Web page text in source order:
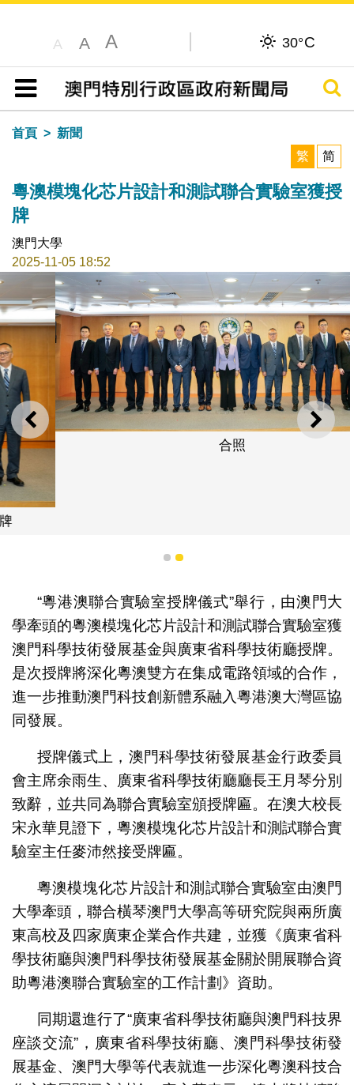
A A A 30°C
目錄
搜尋
首頁
新聞
繁
简
粵澳模塊化芯片設計和測試聯合實驗室獲授
牌
澳門大學
2025-11-05 18:52
上一則 下一
1 2
“粵港澳聯合實驗室授牌儀式”舉行，由澳門大
學牽頭的粵澳模塊化芯片設計和測試聯合實驗室獲
澳門科學技術發展基金與廣東省科學技術廳授牌。
是次授牌將深化粵澳雙方在集成電路領域的合作，
進一步推動澳門科技創新體系融入粵港澳大灣區協
同發展。
授牌儀式上，澳門科學技術發展基金行政委員
會主席余雨生、廣東省科學技術廳廳長王月琴分別
致辭，並共同為聯合實驗室頒授牌匾。在澳大校長
宋永華見證下，粵澳模塊化芯片設計和測試聯合實
驗室主任麥沛然接受牌匾。
粵澳模塊化芯片設計和測試聯合實驗室由澳門
大學牽頭，聯合橫琴澳門大學高等研究院與兩所廣
東高校及四家廣東企業合作共建，並獲《廣東省科
學技術廳與澳門科學技術發展基金關於開展聯合資
助粵港澳聯合實驗室的工作計劃》資助。
同期還進行了“廣東省科學技術廳與澳門科技界
座談交流”，廣東省科學技術廳、澳門科學技術發
展基金、澳門大學等代表就進一步深化粵澳科技合